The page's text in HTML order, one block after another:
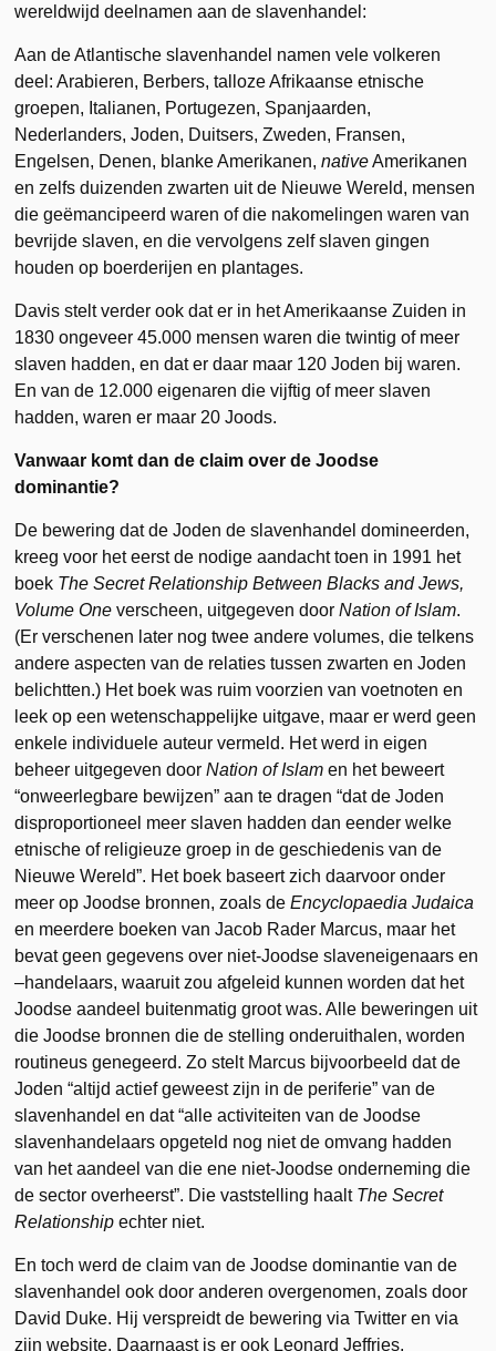
wereldwijd deelnamen aan de slavenhandel:
Aan de Atlantische slavenhandel namen vele volkeren
deel: Arabieren, Berbers, talloze Afrikaanse etnische
groepen, Italianen, Portugezen, Spanjaarden,
Nederlanders, Joden, Duitsers, Zweden, Fransen,
Engelsen, Denen, blanke Amerikanen,nativeAmerikanen
en zelfs duizenden zwarten uit de Nieuwe Wereld, mensen
die geëmancipeerd waren of die nakomelingen waren van
bevrijde slaven, en die vervolgens zelf slaven gingen
houden op boerderijen en plantages.
Davis stelt verder ook dat er in het Amerikaanse Zuiden in
1830 ongeveer 45.000 mensen waren die twintig of meer
slaven hadden, en dat er daar maar 120 Joden bij waren.
En van de 12.000 eigenaren die vijftig of meer slaven
hadden, waren er maar 20 Joods.
Vanwaar komt dan de claim over de Joodse
dominantie?
De bewering dat de Joden de slavenhandel domineerden,
kreeg voor het eerst de nodige aandacht toen in 1991 het
boek The Secret Relationship Between Blacks and Jews,
Volume One verscheen, uitgegeven doorNation of Islam.
(Er verschenen later nog twee andere volumes, die telkens
andere aspecten van de relaties tussen zwarten en Joden
belichtten.) Het boek was ruim voorzien van voetnoten en
leek op een wetenschappelijke uitgave, maar er werd geen
enkele individuele auteur vermeld. Het werd in eigen
beheer uitgegeven doorNation of Islam en het beweert
“onweerlegbare bewijzen” aan te dragen “dat de Joden
disproportioneel meer slaven hadden dan eender welke
etnische of religieuze groep in de geschiedenis van de
Nieuwe Wereld”. Het boek baseert zich daarvoor onder
meer op Joodse bronnen, zoals deEncyclopaedia Judaica
en meerdere boeken van Jacob Rader Marcus, maar het
bevat geen gegevens over niet-Joodse slaveneigenaars en
–handelaars, waaruit zou afgeleid kunnen worden dat het
Joodse aandeel buitenmatig groot was. Alle beweringen uit
die Joodse bronnen die de stelling onderuithalen, worden
routineus genegeerd. Zo stelt Marcus bijvoorbeeld dat de
Joden “altijd actief geweest zijn in de periferie” van de
slavenhandel en dat “alle activiteiten van de Joodse
slavenhandelaars opgeteld nog niet de omvang hadden
van het aandeel van die ene niet-Joodse onderneming die
de sector overheerst”. Die vaststelling haalt The Secret
Relationship echter niet.
En toch werd de claim van de Joodse dominantie van de
slavenhandel ook door anderen overgenomen, zoals door
David Duke. Hij verspreidt de bewering via Twitter en via
zijn website. Daarnaast is er ook Leonard Jeffries,